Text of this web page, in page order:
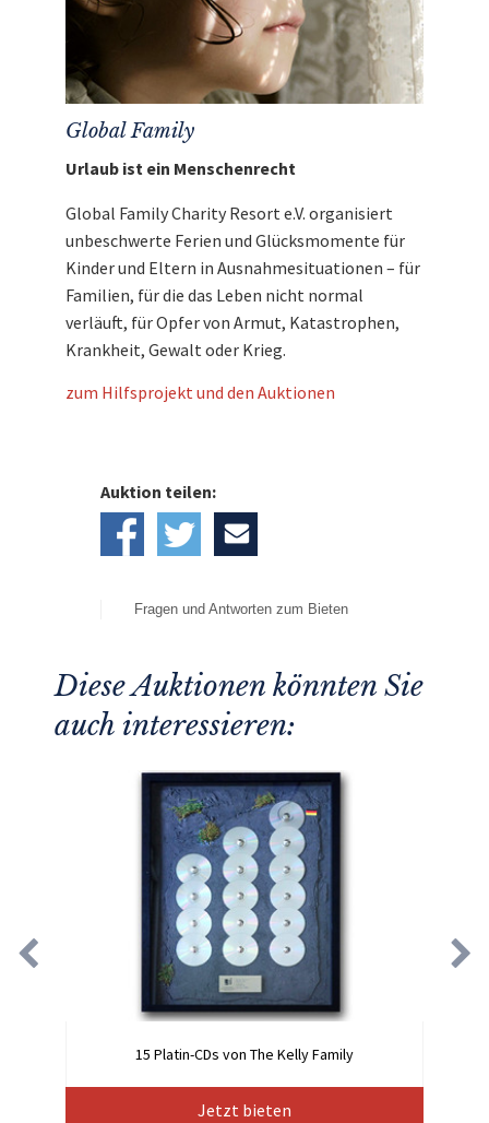
Global Family
Urlaub ist ein Menschenrecht
Global Family Charity Resort e.V. organisiert
unbeschwerte Ferien und Glücksmomente für
Kinder und Eltern in Ausnahmesituationen – für
Familien, für die das Leben nicht normal
verläuft, für Opfer von Armut, Katastrophen,
Krankheit, Gewalt oder Krieg.
zum Hilfsprojekt und den Auktionen
Auktion teilen:
Fragen und Antworten zum Bieten
Diese Auktionen könnten Sie
auch interessieren:
15 Platin-CDs von The Kelly Family
Jetzt bieten